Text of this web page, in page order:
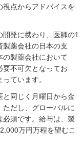
点からアドバイスを
発に携わり、医師の1
薬会社の日本の支
製薬会社において
要不可欠となってお
ています。
同じく月曜日から金
だし、グローバルに
須です。給与は、製
万円万程を望むこ